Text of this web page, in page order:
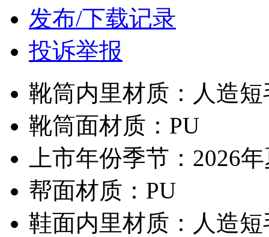
发布/下载记录
投诉举报
靴筒内里材质：人造短
靴筒面材质：PU
上市年份季节：2026
帮面材质：PU
鞋面内里材质：人造短